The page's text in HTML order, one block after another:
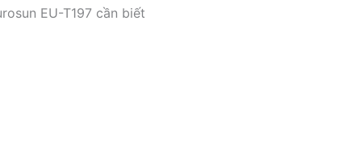
EU-T197 cần biết